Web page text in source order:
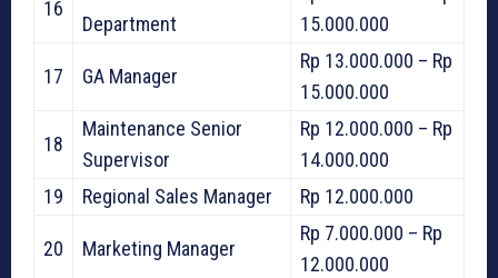
16
Department
15.000.000
17 GA Manager
Rp 13.000.000 – Rp
15.000.000
18
Maintenance Senior
Supervisor
Rp 12.000.000 – Rp
14.000.000
19
Regional Sales Manager Rp 12.000.000
20 Marketing Manager
Rp 7.000.000 – Rp
12.000.000